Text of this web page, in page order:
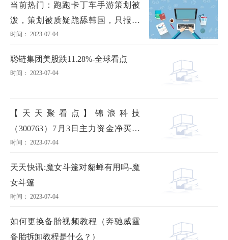
当前热门：跑跑卡丁车手游策划被
泼，策划被质疑跪舔韩国，只报销
韩选手费用
时间： 2023-07-04
聪链集团美股跌11.28%-全球看点
时间： 2023-07-04
【天天聚看点】锦浪科技
（300763）7月3日主力资金净买入
1.83亿元
时间： 2023-07-04
天天快讯:魔女斗篷对貂蝉有用吗-魔
女斗篷
时间： 2023-07-04
如何更换备胎视频教程（奔驰威霆
备胎拆卸教程是什么？）